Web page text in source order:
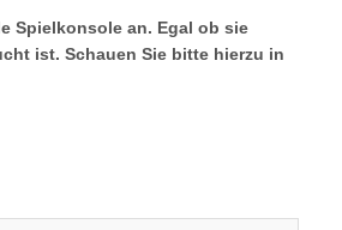
Spielkonsole an. Egal ob sie
ist. Schauen Sie bitte hierzu in